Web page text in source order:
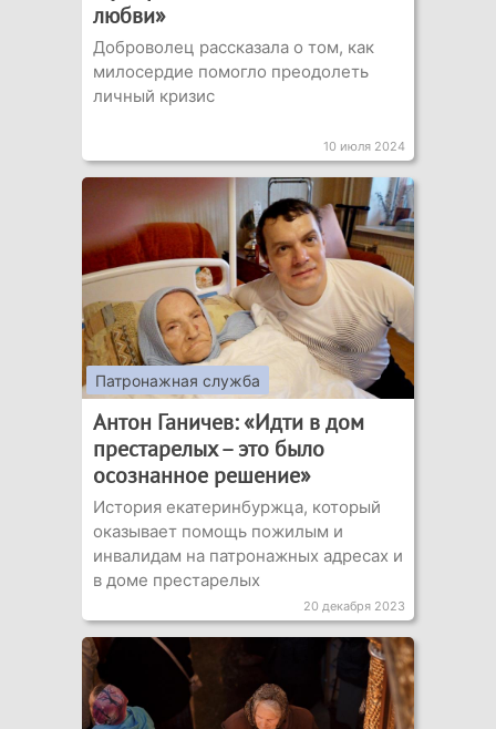
любви»
Доброволец рассказала о том, как
милосердие помогло преодолеть
личный кризис
10 июля 2024
Патронажная служба
Антон Ганичев: «Идти в дом
престарелых – это было
осознанное решение»
История екатеринбуржца, который
оказывает помощь пожилым и
инвалидам на патронажных адресах и
в доме престарелых
20 декабря 2023